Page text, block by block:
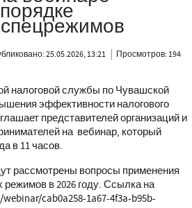
25.05.2026, 13:21 Просмотров: 194
налоговой службы по Чувашской
эффективности налогового
представителей организаций и
на вебинар, который
в 11 часов.
рассмотрены вопросы применения
в 2026 году. Ссылка на
cab0a258-1a67-4f3a-b95b-